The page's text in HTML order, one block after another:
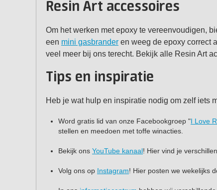
Resin Art accessoires
Om het werken met epoxy te vereenvoudigen,
een mini gasbrander en weeg de epoxy correct
veel meer bij ons terecht. Bekijk alle Resin Art
Tips en inspiratie
Heb je wat hulp en inspiratie nodig om zelf iets
Word gratis lid van onze Facebookgroep "I Love
stellen en meedoen met toffe winacties.
Bekijk ons YouTube kanaal! Hier vind je
Volg ons op Instagram! Hier posten we wekelijks